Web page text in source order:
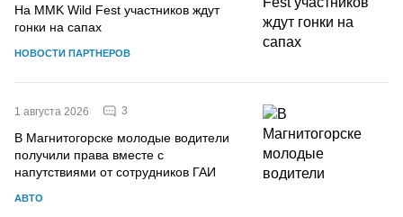
На MMK Wild Fest участников ждут
гонки на сапах
НОВОСТИ ПАРТНЕРОВ
1 августа 2026 3
В Магнитогорске молодые водители
получили права вместе с
напутствиями от сотрудников ГАИ
АВТО